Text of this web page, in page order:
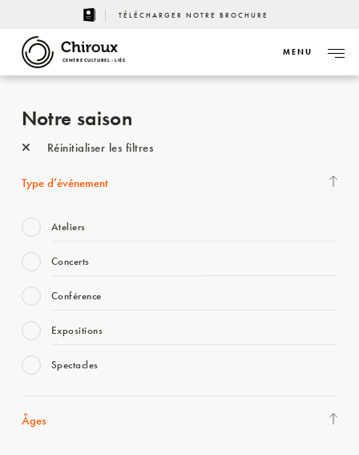
TÉLÉCHARGER NOTRE BROCHURE
CENTRE CULTUREL - LIÈGE
MENU
Notre saison
Réinitialiser les filtres
Type d’événement
Ateliers
Concerts
Conférence
Expositions
Spectacles
Âges